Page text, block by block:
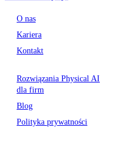
O nas
Kariera
Kontakt
Rozwiązania Physical AI
dla firm
Blog
Polityka prywatności